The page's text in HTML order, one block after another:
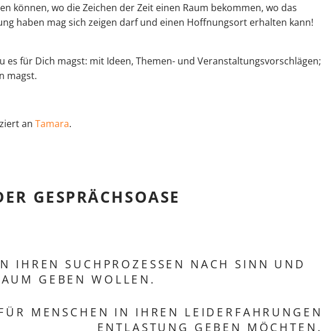
können, wo die Zeichen der Zeit einen Raum bekommen, wo das
haben mag sich zeigen darf und einen Hoffnungsort erhalten kann!
es für Dich magst: mit Ideen, Themen- und Veranstaltungsvorschlägen;
magst.
an Tamara.
GESPRÄCHSOASE
IHREN SUCHPROZESSEN NACH SINN UND
GEBEN WOLLEN.
MENSCHEN IN IHREN LEIDERFAHRUNGEN
ENTLASTUNG GEBEN MÖCHTEN.